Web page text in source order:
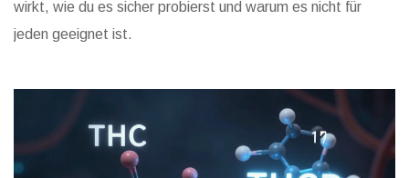
wirkt, wie du es sicher probierst und warum es nicht für
jeden geeignet ist.